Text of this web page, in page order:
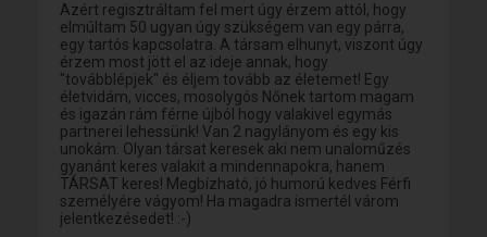
Azért regisztráltam fel mert úgy érzem attól, hogy
elmúltam 50 ugyan úgy szükségem van egy párra,
egy tartós kapcsolatra. A társam elhunyt, viszont úgy
érzem most jött el az ideje annak, hogy
"továbblépjek" és éljem tovább az életemet! Egy
életvidám, vicces, mosolygós Nőnek tartom magam
és igazán rám férne újból hogy valakivel egymás
partnerei lehessünk! Van 2 nagylányom és egy kis
unokám. Olyan társat keresek aki nem unaloműzés
gyanánt keres valakit a mindennapokra, hanem
TÁRSAT keres! Megbízható, jó humorú kedves Férfi
személyére vágyom! Ha magadra ismertél várom
jelentkezésedet! :-)